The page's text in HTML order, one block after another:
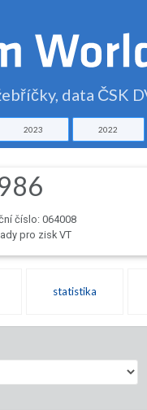
data ČSK
2023 2022
číslo: 064008
pro zisk VT
statistika